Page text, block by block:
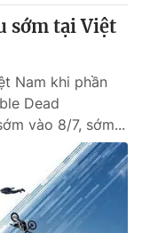
sớm tại Việt
Nam khi phần
Dead
vào 8/7, sớm...